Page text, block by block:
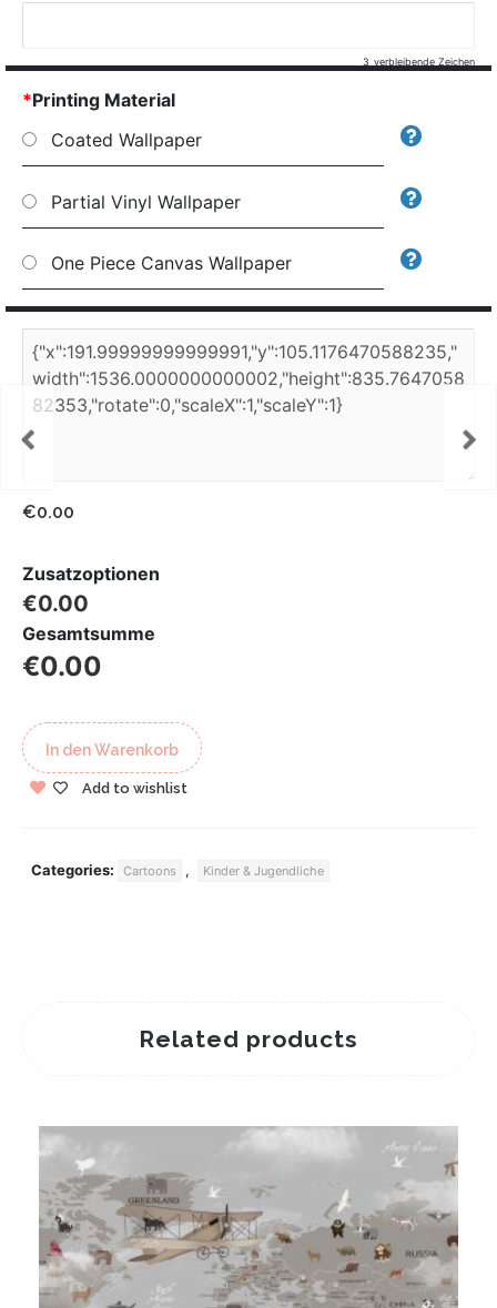
3 verbleibende Zeichen
*Printing Material
Coated Wallpaper
Partial Vinyl Wallpaper
One Piece Canvas Wallpaper
€0.00
Zusatzoptionen
€0.00
Gesamtsumme
€0.00
In den Warenkorb
Add to wishlist
Categories: Cartoons , Kinder & Jugendliche
Related products